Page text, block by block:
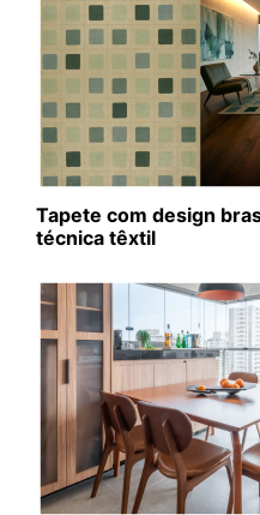
Tapete com design
técnica têxtil